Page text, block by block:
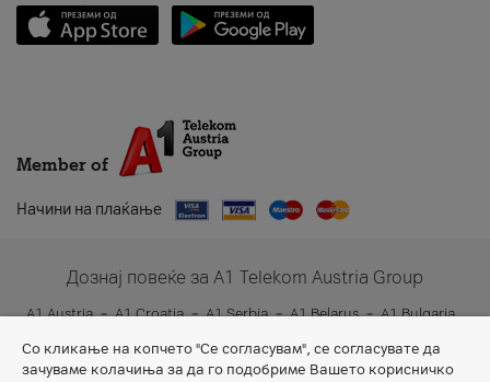
Member of
Начини на плаќање
Дознај повеќе за A1 Telekom Austria Group
A1 Austria A1 Croatia A1 Serbia A1 Belarus
A1 Bulgaria
A1 Slovenia
A1 Digital
Со кликање на копчето "Се согласувам", се согласувате да
зачуваме колачиња за да го подобриме Вашето корисничко